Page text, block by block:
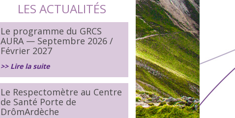
LES ACTUALITÉS
Le programme du GRCS
AURA — Septembre 2026 /
Février 2027
>> Lire la suite
Le Respectomètre au Centre
de Santé Porte de
DrômArdèche